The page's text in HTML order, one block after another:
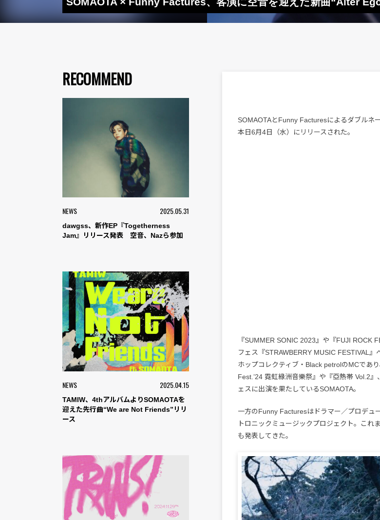
RECOMMEND
NEWS 2025.05.31
dawgss、新作EP『Togetherness
Jam』リリース発表 空音、Nazら参加
NEWS 2025.04.15
TAMIW、4thアルバムよりSOMAOTAを
迎えた先行曲“We are Not Friends”リリ
ース
SOMAOTAとFunny Facturesによるダブルネ
本日6月4日（水）にリリースされた。
『SUMMER SONIC 2023』や『FUJI ROCK
フェス『STRAWBERRY MUSIC FESTIVAL
ホップコレクティブ・Black petrolのMCであ
Fest.’24 霓虹綠洲音樂祭』や『亞熱帯 Vol.2
ェスに出演を果たしているSOMAOTA。
一方のFunny Facturesはドラマー／プロデュ
トロニックミュージックプロジェクト。これ
も発表してきた。